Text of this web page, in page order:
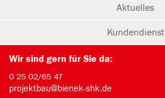
Aktuelles
Kundendienst
Wir sind gern für Sie da:
0 25 02/65 47
projektbau@bienek-shk.de